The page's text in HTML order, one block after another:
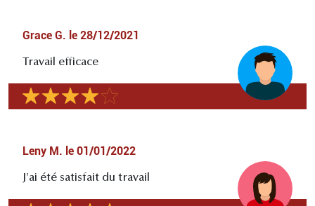
Grace G. le 28/12/2021
Travail efficace
Leny M. le 01/01/2022
J'ai été satisfait du travail